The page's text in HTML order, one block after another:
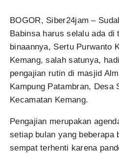
BOGOR, Siber24jam –
Babinsa harus selalu ada di
binaannya, Sertu Purwanto
Kemang, salah satunya,
pengajian rutin di masjid
Kampung Patambran, Desa
Kecamatan Kemang.
Pengajian merupakan
setiap bulan yang beberapa
sempat terhenti karena